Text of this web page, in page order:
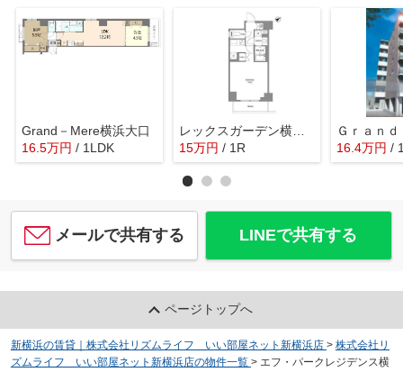
Grand－Mere横浜大口
16.5万円 / 1LDK
レックスガーデン横浜反町公園
15万円 / 1R 16.4万円 /
メールで共有する LINEで共有する
ページトップへ
新横浜の賃貸｜株式会社リズムライフ いい部屋ネット新横浜店 > 株式会社リ
ズムライフ いい部屋ネット新横浜店の物件一覧 > エフ・パークレジデンス横